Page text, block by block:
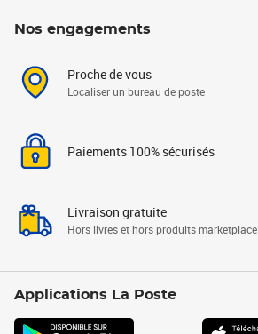
Nos engagements
Proche de vous
Localiser un bureau de poste
Paiements 100% sécurisés
Livraison gratuite
Hors livres et hors produits marketplace
Applications La Poste